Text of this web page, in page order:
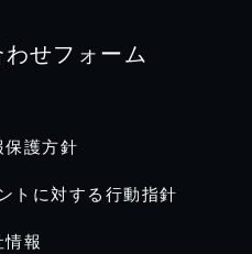
わせフォーム
保護方針
トに対する行動指針
情報